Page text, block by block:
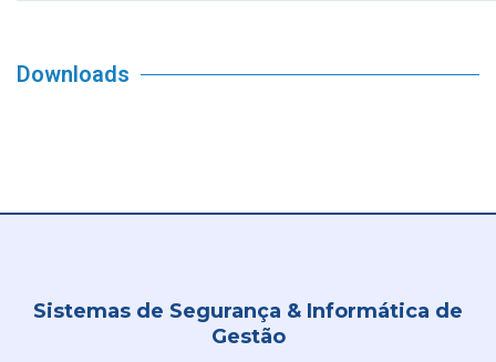
Downloads
Sistemas de Segurança & Informática de
Gestão